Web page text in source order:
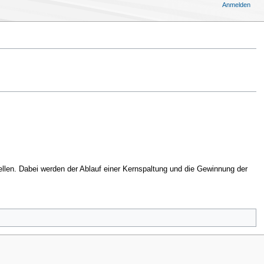
Dabei werden der Ablauf einer Kernspaltung und die Gewinnung der
Anmelden